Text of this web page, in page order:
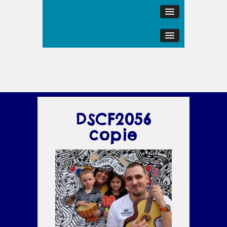
DSCF2056
copie